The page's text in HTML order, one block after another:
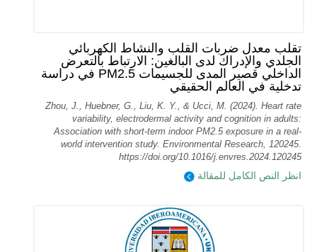
تقلب معدل ضربات القلب والنشاط الكهربائي
الجلدي والإدراك لدى البالغين: الارتباط بالتعرض
الداخلي قصير المدى للجسيمات PM2.5 في دراسة
تدخلية في العالم الحقيقي
Zhou, J., Huebner, G., Liu, K. Y., & Ucci, M. (2024). Heart rate
variability, electrodermal activity and cognition in adults:
Association with short-term indoor PM2.5 exposure in a real-
world intervention study. Environmental Research, 120245.
https://doi.org/10.1016/j.envres.2024.120245
انظر النص الكامل للمقالة